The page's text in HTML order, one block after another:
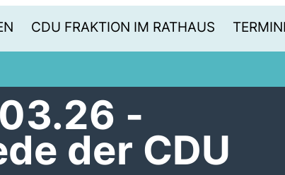
CDU FRAKTION IM RATHAUS
-
der CDU